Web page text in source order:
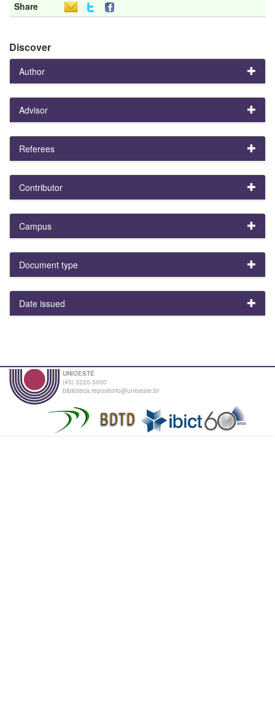
Share
Discover
Author
Advisor
Referees
Contributor
Campus
Document type
Date issued
UNIOESTE
(45) 3220-3000
biblioteca.repositorio@unioeste.br